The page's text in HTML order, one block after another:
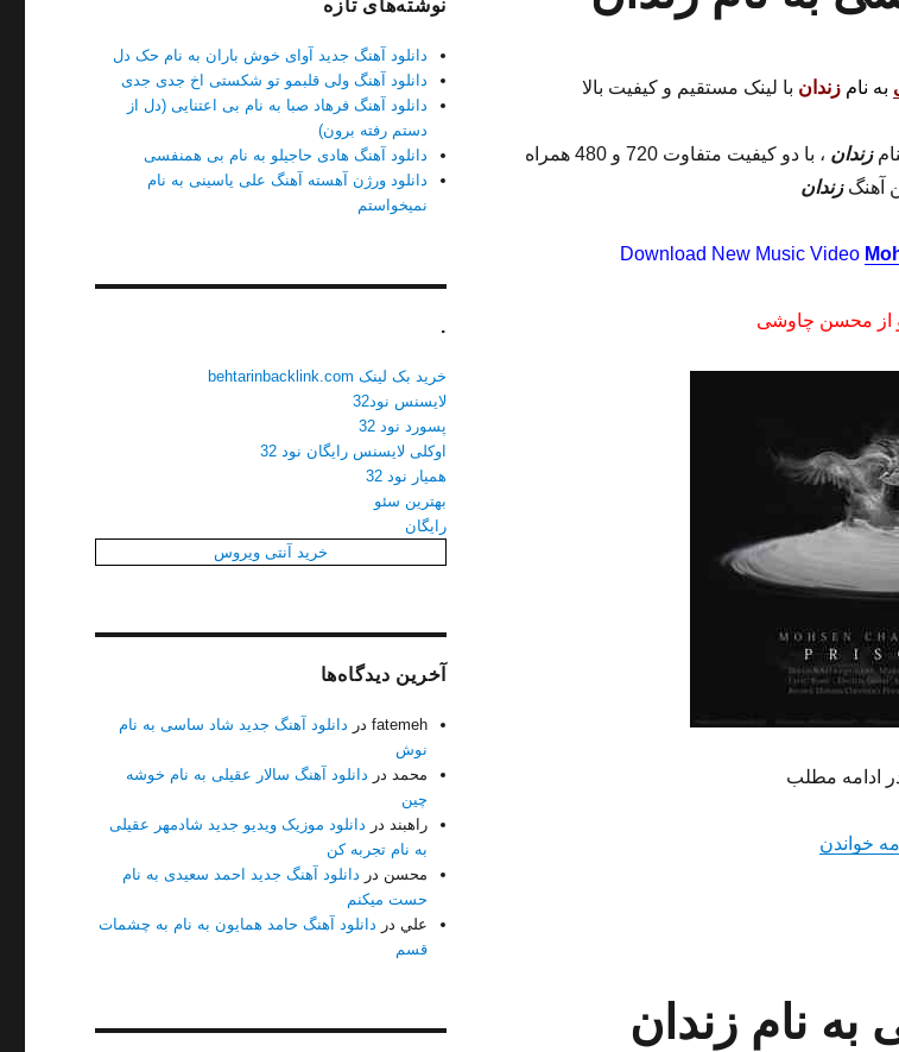
به نام زندان با لینک مستقیم و کیفیت بالا
زندان
، با دو کیفیت متفاوت 720 و 480 همراه
آهنگ زندان
Download New Music Video
از محسن چاوشی
در ادامه مطلب
خواندن
نام زندان
نوشته‌های تازه
دانلود آهنگ جدید آوای خوش باران به نام حک دل
دانلود آهنگ ولی قلبمو تو شکستی اخ جدی جدی
دانلود آهنگ فرهاد صبا به نام بی اعتنایی (دل از
دستم رفته برون)
دانلود آهنگ هادی حاجیلو به نام بی همنفسی
دانلود ورژن آهسته آهنگ علی یاسینی به نام
نمیخواستم
.
خرید بک لینک behtarinbacklink.com
لایسنس نود32
پسورد نود 32
اوکلی لایسنس رایگان نود 32
همیار نود 32
بهترین سئو
رایگان
خرید آنتی ویروس
آخرین دیدگاه‌ها
fatemeh در دانلود آهنگ جدید شاد ساسی به نام
نوش
محمد در دانلود آهنگ سالار عقیلی به نام خوشه
چین
راهبند در دانلود موزیک ویدیو جدید شادمهر عقیلی
به نام تجربه کن
محسن در دانلود آهنگ جدید احمد سعیدی به نام
حست میکنم
علي در دانلود آهنگ حامد همایون به نام به چشمات
قسم